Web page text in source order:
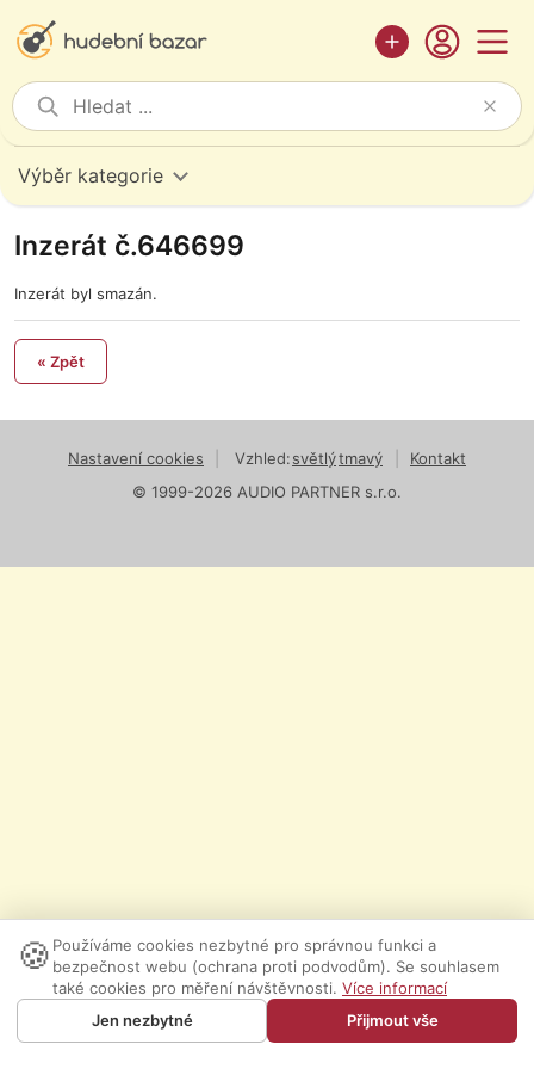
Výběr kategorie
Inzerát č.646699
Inzerát byl smazán.
« Zpět
Nastavení cookies Vzhled:světlýtmavý
Kontakt
© 1999-2026 AUDIO PARTNER s.r.o.
🍪 Používáme cookies nezbytné pro správnou funkci a
bezpečnost webu (ochrana proti podvodům). Se souhlasem
také cookies pro měření návštěvnosti. Více informací
Jen nezbytné
Přijmout vše